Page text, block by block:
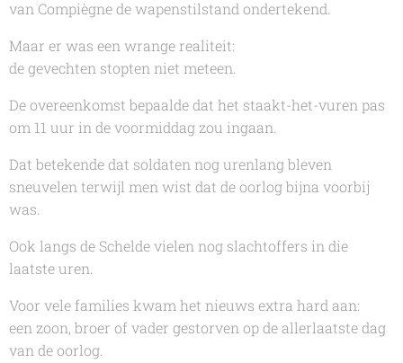
van Compiègne de wapenstilstand ondertekend.
Maar er was een wrange realiteit:
de gevechten stopten niet meteen.
De overeenkomst bepaalde dat het staakt-het-vuren pas
om 11 uur in de voormiddag zou ingaan.
Dat betekende dat soldaten nog urenlang bleven
sneuvelen terwijl men wist dat de oorlog bijna voorbij
was.
Ook langs de Schelde vielen nog slachtoffers in die
laatste uren.
Voor vele families kwam het nieuws extra hard aan:
een zoon, broer of vader gestorven op de allerlaatste dag
van de oorlog.